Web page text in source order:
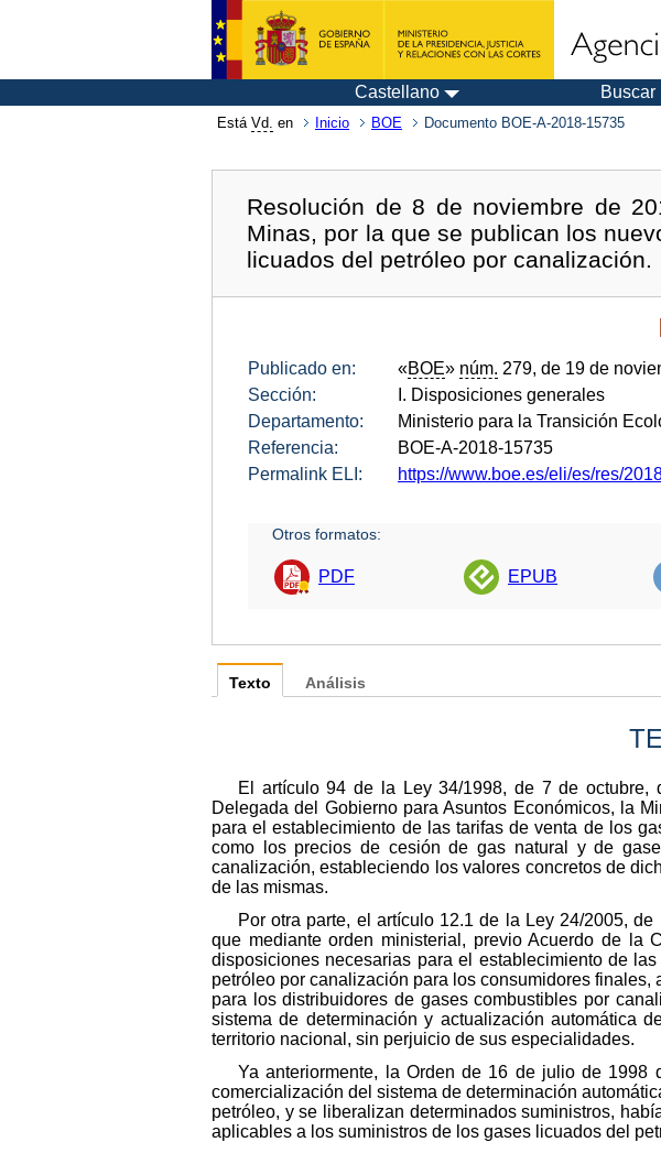
Castellano Buscar
Está Vd. en Inicio BOE Documento BOE-A-2018-15735
Resolución de 8 de noviembre de
Minas, por la que se publican los
licuados del petróleo por canalización.
Publicado en: «BOE» núm. 279, de 19 de
Sección:
I. Disposiciones generales
Departamento:
Ministerio para la Transición
Referencia:
BOE-A-2018-15735
Permalink ELI:
https://www.boe.es/eli/es/res/
Otros formatos:
PDF EPUB
Texto
El artículo 94 de la Ley 34/1998, de 7 de octubre,
Delegada del Gobierno para Asuntos Económicos, la
para el establecimiento de las tarifas de venta de los
como los precios de cesión de gas natural y de
canalización, estableciendo los valores concretos de
de las mismas.
Por otra parte, el artículo 12.1 de la Ley 24/2005,
que mediante orden ministerial, previo Acuerdo de la
disposiciones necesarias para el establecimiento de
petróleo por canalización para los consumidores
para los distribuidores de gases combustibles por
sistema de determinación y actualización automática
territorio nacional, sin perjuicio de sus especialidades.
Ya anteriormente, la Orden de 16 de julio de
comercialización del sistema de determinación
petróleo, y se liberalizan determinados suministros,
aplicables a los suministros de los gases licuados del
Análisis